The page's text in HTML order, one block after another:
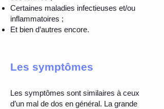
Certaines maladies infectieuses et/ou
inflammatoires ;
Et bien d’autres encore.
Les symptômes
Les symptômes sont similaires à ceux
d’un mal de dos en général. La grande